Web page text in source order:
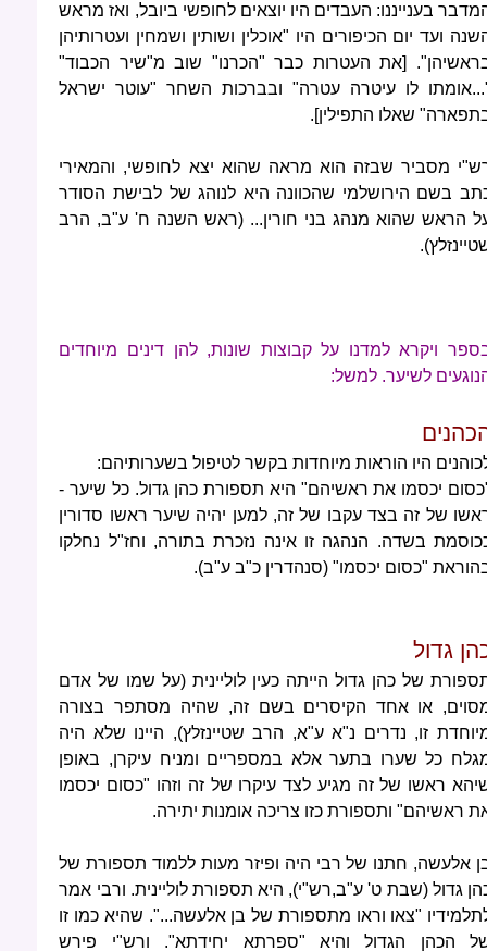
בענייננו: העבדים היו יוצאים לחופשי ביובל, ואז מראש
ועד יום הכיפורים היו "אוכלין ושותין ושמחין ועטרותיהן
[את העטרות כבר "הכרנו" שוב מ"שיר הכבוד"
לו עיטרה עטרה" ובברכות השחר "עוטר ישראל
שאלו התפילין].
מסביר שבזה הוא מראה שהוא יצא לחופשי, והמאירי
בשם הירושלמי שהכוונה היא לנוהג של לבישת הסודר
הראש שהוא מנהג בני חורין... (ראש השנה ח' ע"ב, הרב
ויקרא למדנו על קבוצות שונות, להן דינים מיוחדים
לשיער. למשל:
היו הוראות מיוחדות בקשר לטיפול בשערותיהם:
יכסמו את ראשיהם" היא תספורת כהן גדול. כל שיער -
של זה בצד עקבו של זה, למען יהיה שיער ראשו סדורין
בשדה. הנהגה זו אינה נזכרת בתורה, וחז"ל נחלקו
"כסום יכסמו" (סנהדרין כ"ב ע"ב).
גדול
של כהן גדול הייתה כעין לוליינית (על שמו של אדם
או אחד הקיסרים בשם זה, שהיה מסתפר בצורה
זו, נדרים נ"א ע"א, הרב שטיינזלץ), היינו שלא היה
כל שערו בתער אלא במספריים ומניח עיקרן, באופן
ראשו של זה מגיע לצד עיקרו של זה וזהו "כסום יכסמו
ראשיהם" ותספורת כזו צריכה אומנות יתירה.
אלעשה, חתנו של רבי היה ופיזר מעות ללמוד תספורת של
גדול (שבת ט' ע"ב,רש"י), היא תספורת לוליינית. ורבי אמר
"צאו וראו מתספורת של בן אלעשה...". שהיא כמו זו
הכהן הגדול והיא "ספרתא יחידתא". ורש"י פירש